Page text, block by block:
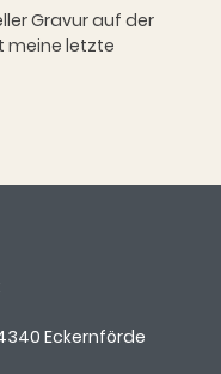
Gravur auf der
meine letzte
Eckernförde